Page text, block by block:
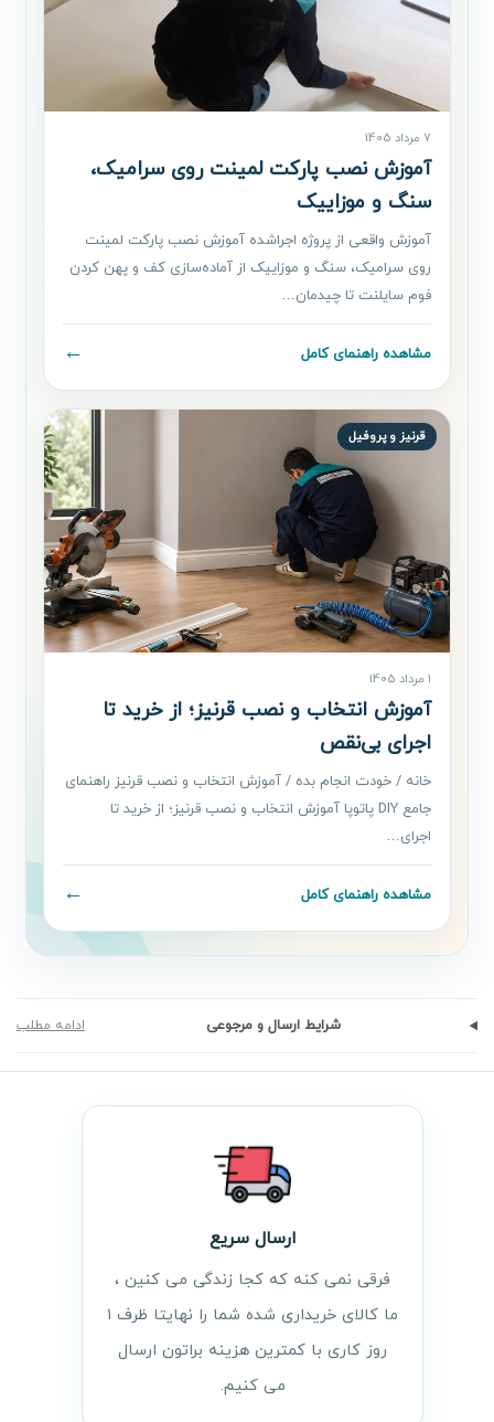
7 مرداد 1405
آموزش نصب پارکت لمینت روی سرامیک،
سنگ و موزاییک
آموزش واقعی از پروژه اجراشده آموزش نصب پارکت لمینت
روی سرامیک، سنگ و موزاییک از آماده‌سازی کف و پهن کردن
فوم سایلنت تا چیدمان…
مشاهده راهنمای کامل ←
قرنیز و پروفیل
1 مرداد 1405
آموزش انتخاب و نصب قرنیز؛ از خرید تا
اجرای بی‌نقص
خانه / خودت انجام بده / آموزش انتخاب و نصب قرنیز راهنمای
جامع DIY پاتوپا آموزش انتخاب و نصب قرنیز؛ از خرید تا
اجرای…
مشاهده راهنمای کامل ←
شرایط ارسال و مرجوعی ادامه مطلب
ارسال سریع
فرقی نمی کنه که کجا زندگی می کنین ،
ما کالای خریداری شده شما را نهایتا ظرف ۱
روز کاری با کمترین هزینه براتون ارسال
می کنیم.